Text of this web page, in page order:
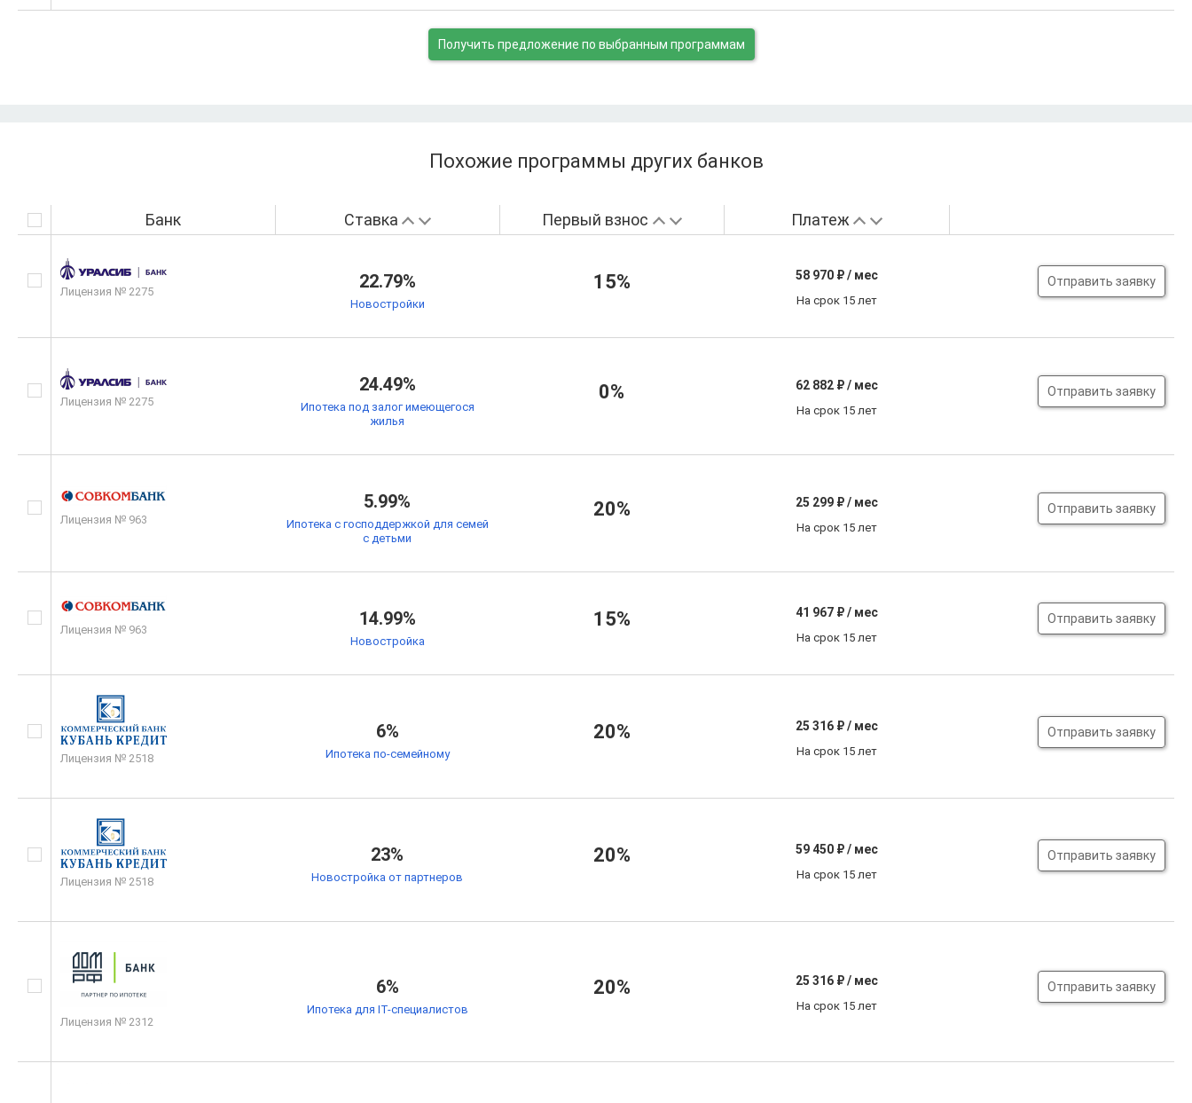
Получить предложение по выбранным программам
Похожие программы других банков
Банк Ставка Первый взнос Платеж
Лицензия № 2275 22.79%
Новостройки
15% 58 970₽ / мес
На срок 15 лет
Отправить заявку
Лицензия № 2275
24.49%
Ипотека под залог имеющегося
жилья
0% 62 882₽ / мес
На срок 15 лет
Отправить заявку
Лицензия № 963
5.99%
Ипотека с господдержкой для семей
с детьми
20% 25 299₽ / мес
На срок 15 лет
Отправить заявку
Лицензия № 963
14.99%
Новостройка
15% 41 967₽ / мес
На срок 15 лет
Отправить заявку
Лицензия № 2518
6%
Ипотека по-семейному
20% 25 316₽ / мес
На срок 15 лет
Отправить заявку
Лицензия № 2518
23%
Новостройка от партнеров
20% 59 450₽ / мес
На срок 15 лет
Отправить заявку
Лицензия № 2312
6%
Ипотека для IT-специалистов
20% 25 316₽ / мес
На срок 15 лет
Отправить заявку